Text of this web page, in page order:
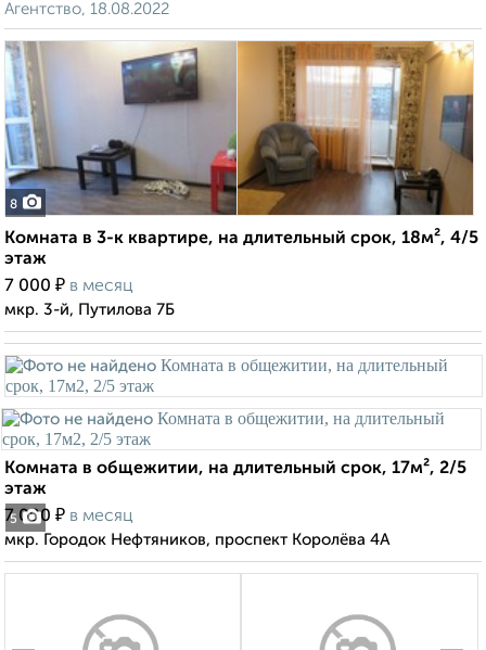
Агентство, 18.08.2022
8
Комната в 3-к квартире, на длительный срок, 18м², 4/5
этаж
7 000 ₽ в месяц
мкр. 3-й, Путилова 7Б
5
Комната в общежитии, на длительный срок, 17м², 2/5
этаж
7 000 ₽ в месяц
мкр. Городок Нефтяников, проспект Королёва 4А